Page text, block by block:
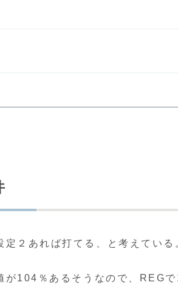
２あれば打てる、と考えている
が104％あるそうなので、REG